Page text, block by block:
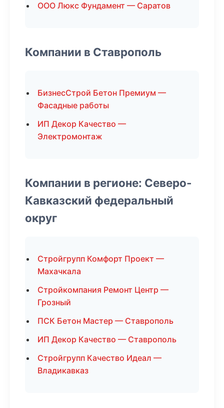
ООО Люкс Фундамент — Саратов
Компании в Ставрополь
БизнесСтрой Бетон Премиум —
Фасадные работы
ИП Декор Качество —
Электромонтаж
Компании в регионе: Северо-
Кавказский федеральный
округ
Стройгрупп Комфорт Проект —
Махачкала
Стройкомпания Ремонт Центр —
Грозный
ПСК Бетон Мастер — Ставрополь
ИП Декор Качество — Ставрополь
Стройгрупп Качество Идеал —
Владикавказ